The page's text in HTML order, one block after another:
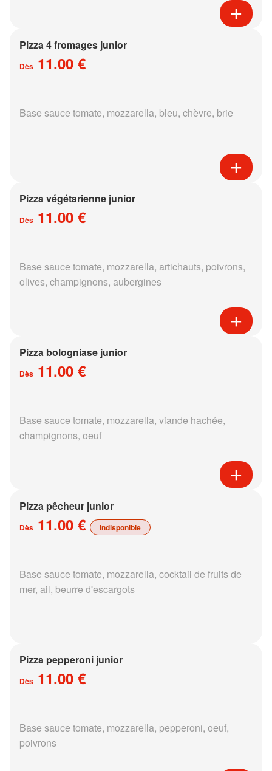
Pizza 4 fromages junior
Dès 11.00 €
Base sauce tomate, mozzarella, bleu, chèvre, brie
Pizza végétarienne junior
Dès 11.00 €
Base sauce tomate, mozzarella, artichauts, poivrons,
olives, champignons, aubergines
Pizza bologniase junior
Dès 11.00 €
Base sauce tomate, mozzarella, viande hachée,
champignons, oeuf
Pizza pêcheur junior
Dès 11.00 € indisponible
Base sauce tomate, mozzarella, cocktail de fruits de
mer, ail, beurre d'escargots
Pizza pepperoni junior
Dès 11.00 €
Base sauce tomate, mozzarella, pepperoni, oeuf,
poivrons